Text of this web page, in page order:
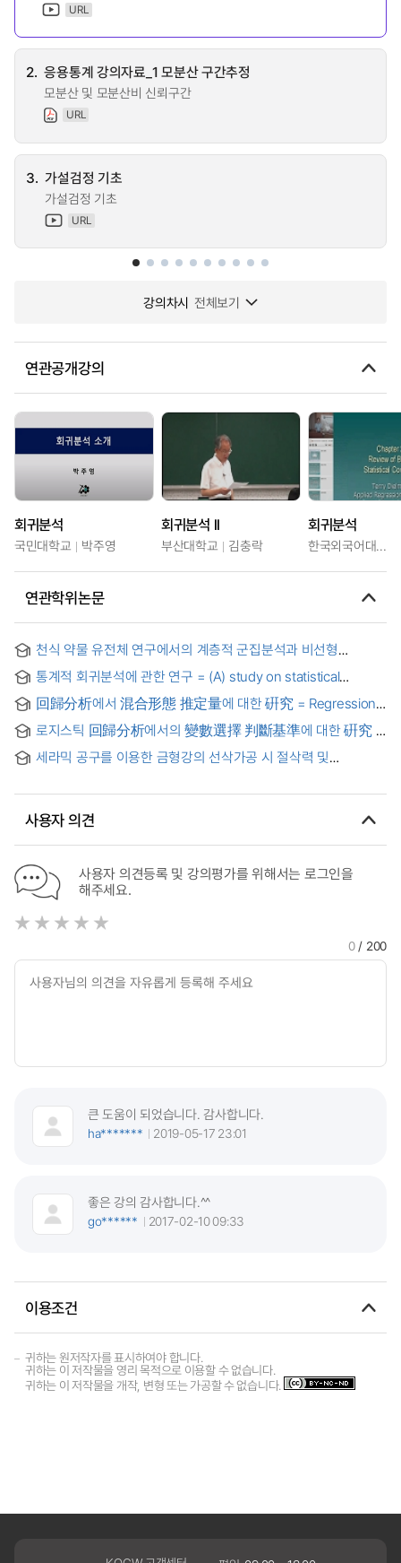
URL
2. 응용통계 강의자료_1 모분산 구간추정
모분산 및 모분산비 신뢰구간
URL
3. 가설검정 기초
가설검정 기초
URL
강의차시 전체보기
연관공개강의
회귀분석
국민대학교 박주영
회귀분석 ll
부산대학교 김충락
회귀분석
한국외국어대학교
연관학위논문
천식 약물 유전체 연구에서의 계층적 군집분석과 비선형
Repeated Measurement Data using the Hierarchical
Clustering and Nonlinear Regression Methods in Asthma
Pharmacogenetic Study
통계적 회귀분석에 관한 연구 = (A) study on statistical
回歸分析에서 混合形態 推定量에 대한 硏究 = Regression
Shrinkage and selection via combined type estimator
로지스틱 回歸分析에서의 變數選擇 判斷基準에 대한 硏究 =
Regression Analysis
세라믹 공구를 이용한 금형강의 선삭가공 시 절삭력 및
사용자 의견
사용자 의견등록 및 강의평가를 위해서는 로그인을
해주세요.
0/ 200
큰 도움이 되었습니다. 감사합니다.
ha*******
2019-05-17 23:01
좋은 강의 감사합니다.^^
go******
2017-02-10 09:33
이용조건
귀하는 원저작자를 표시하여야 합니다.
귀하는 이 저작물을 영리 목적으로 이용할 수 없습니다.
귀하는 이 저작물을 개작, 변형 또는 가공할 수 없습니다.